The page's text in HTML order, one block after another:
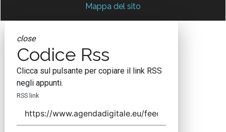
Mappa del sito
close
Codice Rss
Clicca sul pulsante per copiare il link RSS
negli appunti.
RSS link